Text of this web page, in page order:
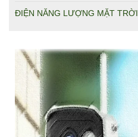
ĐIỆN NĂNG LƯỢNG MẶT TRỜI